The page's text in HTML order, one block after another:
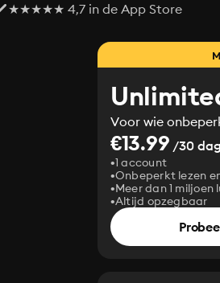
★★★★★ 4,7 in de App Store
Voor wie
€13.99 /30
1 account
Onbeperkt lezen
Meer dan 1
Altijd opzegbaar